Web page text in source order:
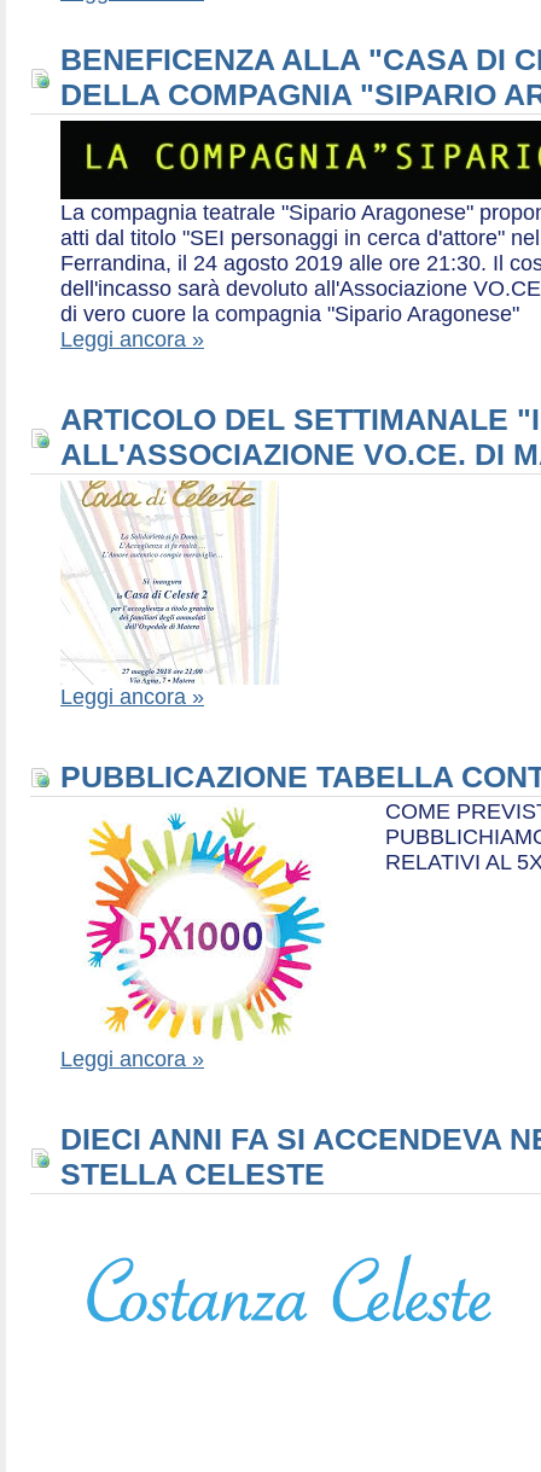
BENEFICENZA ALLA "CASA DI
DELLA COMPAGNIA "SIPARIO
La compagnia teatrale "Sipario Aragonese"
atti dal titolo "SEI personaggi in cerca d'attore"
Ferrandina, il 24 agosto 2019 alle ore 21:30. Il
dell'incasso sarà devoluto all'Associazione
di vero cuore la compagnia "Sipario Aragonese"
Leggi ancora »
ARTICOLO DEL SETTIMANALE
ALL'ASSOCIAZIONE VO.CE. DI
Leggi ancora »
PUBBLICAZIONE TABELLA
COME
RELATIVI AL
Leggi ancora »
DIECI ANNI FA SI ACCENDEVA
STELLA CELESTE